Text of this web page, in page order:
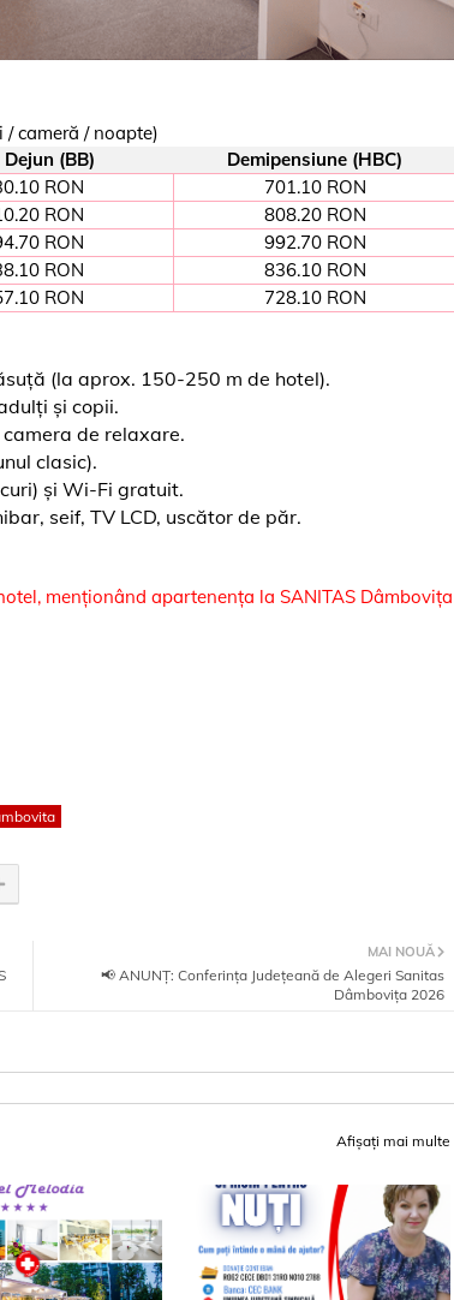
/ cameră / noapte)
Dejun (BB)
Demipensiune (HBC)
RON
701.10 RON
RON
808.20 RON
RON
992.70 RON
RON
836.10 RON
RON 728.10 RON
(la aprox. 150-250 m de hotel).
și copii.
de relaxare.
clasic).
și Wi-Fi gratuit.
seif, TV LCD, uscător de păr.
menționând apartenența la SANITAS Dâmbovița
MAI NOUĂ
📢 ANUNȚ: Conferința Județeană de Alegeri Sanitas
Dâmbovița 2026
Afișați mai multe